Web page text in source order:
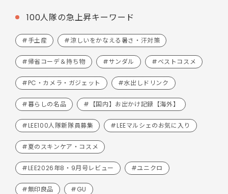
100人隊の急上昇キーワード
#手土産 #涼しいをかなえる暑さ・汗対策
#帰省コーデ＆持ち物 #サンダル #ベストコスメ
#PC・カメラ・ガジェット #水出しドリンク
#暮らしの名品 #【国内】お出かけ記録【海外】
#LEE100人隊新隊員募集 #LEEマルシェのお気に入り
#夏のスキンケア・コスメ
#LEE2026年8・9月号レビュー #ユニクロ
#無印良品 #GU